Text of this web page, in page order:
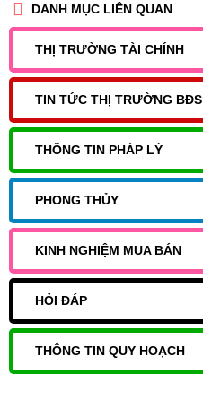
DANH MỤC LIÊN QUAN
THỊ TRƯỜNG TÀI CHÍNH
TIN TỨC THỊ TRƯỜNG BĐS
THÔNG TIN PHÁP LÝ
PHONG THỦY
KINH NGHIỆM MUA BÁN
HỎI ĐÁP
THÔNG TIN QUY HOẠCH